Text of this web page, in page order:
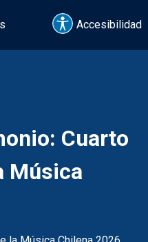
Accesibilidad
Cuarto
Música